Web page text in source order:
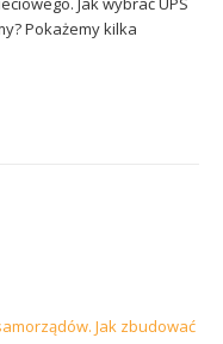
Pokażemy kilka
Jak zbudować